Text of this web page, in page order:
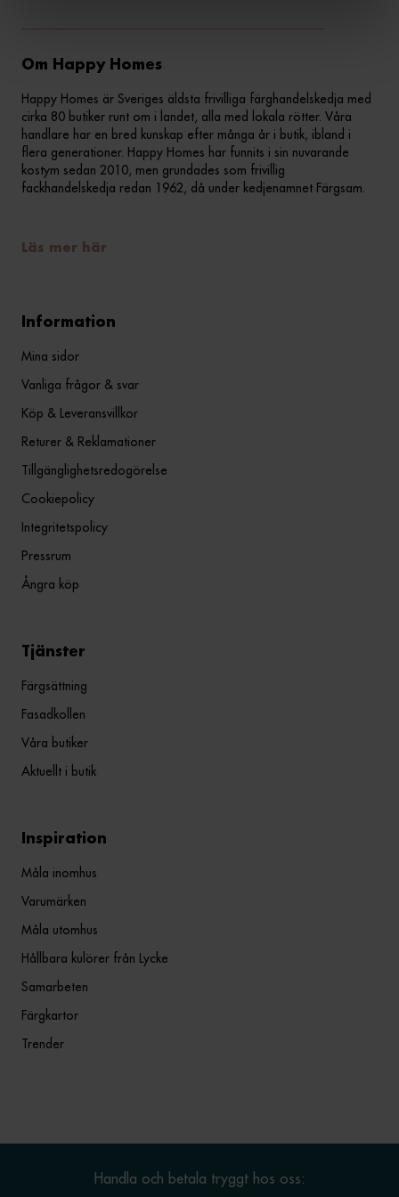
Om Happy Homes
Happy Homes är Sveriges äldsta frivilliga färghandelskedja med
cirka 80 butiker runt om i landet, alla med lokala rötter. Våra
handlare har en bred kunskap efter många år i butik, ibland i
flera generationer. Happy Homes har funnits i sin nuvarande
kostym sedan 2010, men grundades som frivillig
fackhandelskedja redan 1962, då under kedjenamnet Färgsam.
Läs mer här
Information
Mina sidor
Vanliga frågor & svar
Köp & Leveransvillkor
Returer & Reklamationer
Tillgänglighetsredogörelse
Cookiepolicy
Integritetspolicy
Pressrum
Ångra köp
Tjänster
Färgsättning
Fasadkollen
Våra butiker
Aktuellt i butik
Inspiration
Måla inomhus
Varumärken
Måla utomhus
Hållbara kulörer från Lycke
Samarbeten
Färgkartor
Trender
Handla och betala tryggt hos oss: